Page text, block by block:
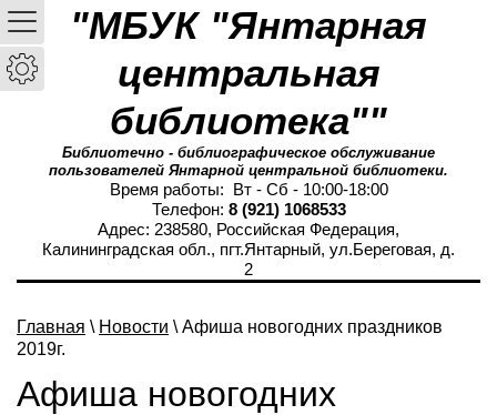
"МБУК "Янтарная
центральная
библиотека""
Библиотечно - библиографическое обслуживание
пользователей Янтарной центральной библиотеки.
Время работы: Вт - Сб - 10:00-18:00
Телефон: 8 (921) 1068533
Адрес: 238580, Российская Федерация,
Калининградская обл., пгт.Янтарный, ул.Береговая, д.
2
Главная \ Новости \ Афиша новогодних праздников
2019г.
Афиша новогодних